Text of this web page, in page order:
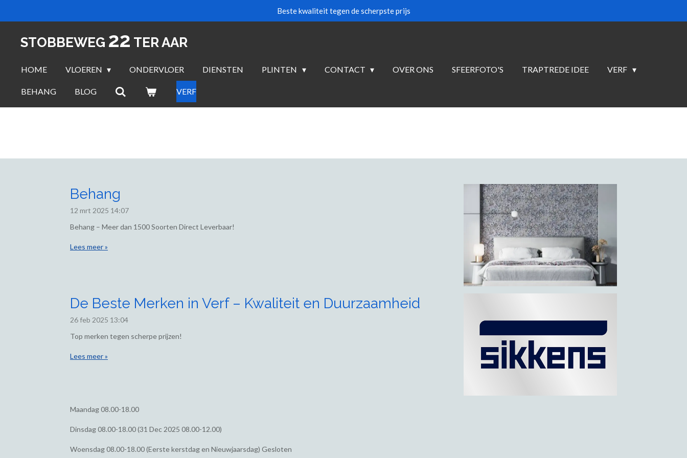
hoofdinhoud
Beste kwaliteit tegen de scherpste prijs
STOBBEWEG 22 TER AAR
HOME VLOEREN ONDERVLOER DIENSTEN PLINTEN CONTACT OVER ONS SFEERFOTO'S TRAPTREDE IDEE VERF
BEHANG BLOG VERF
Behang
12 mrt 2025 14:07
Behang – Meer dan 1500 Soorten Direct Leverbaar!
Lees meer »
De Beste Merken in Verf – Kwaliteit en Duurzaamheid
26 feb 2025 13:04
Top merken tegen scherpe prijzen!
Lees meer »
Maandag08.00-18.00
Dinsdag08.00-18.00 (31 Dec 2025 08.00-12.00)
Woensdag08.00-18.00 (Eerste kerstdag en Nieuwjaarsdag) Gesloten